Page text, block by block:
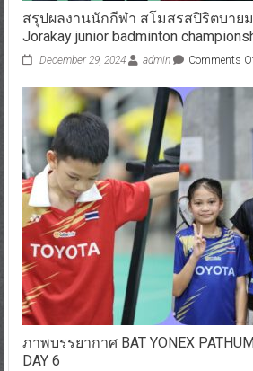
สรุปผลงานนักกีฬา สโมสรสปิริตบาย
Jorakay junior badminton
December 29, 2024 admin Comments
ภาพบรรยากาศ BAT YONEX
DAY 6